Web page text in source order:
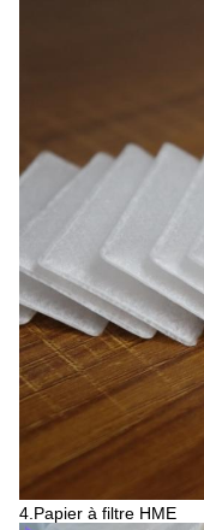
4.Papier à filtre HME